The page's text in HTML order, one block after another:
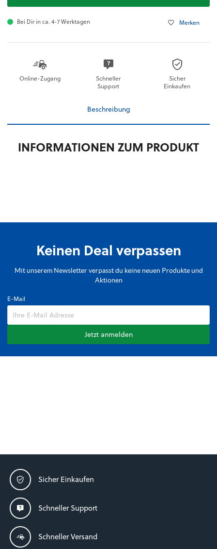
Bei Dir in ca. 4-7 Werktagen Merken
Online-Zugang
Schneller
Support
Sicher
Einkaufen
Beschreibung
INFORMATIONEN ZUM PRODUKT
Keinen Deal verpassen
Mit unserem Newsletter verpasst du keine neuen Produkte und
Aktionen
E-Mail
Jetzt anmelden
Sicher Einkaufen
Schneller Support
Schneller Versand